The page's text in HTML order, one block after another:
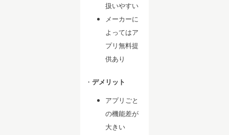
扱いやすい
メーカーに
よってはア
プリ無料提
供あり
・デメリット
アプリごと
の機能差が
大きい